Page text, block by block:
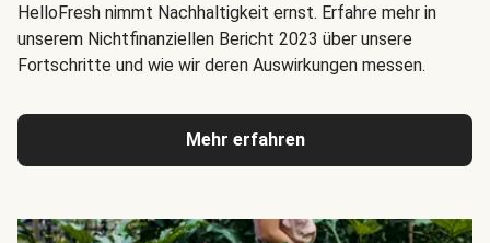
HelloFresh nimmt Nachhaltigkeit ernst. Erfahre mehr in
unserem Nichtfinanziellen Bericht 2023 über unsere
Fortschritte und wie wir deren Auswirkungen messen.
Mehr erfahren